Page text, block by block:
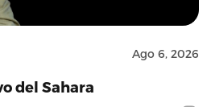
Ago 6, 2026
del Sahara